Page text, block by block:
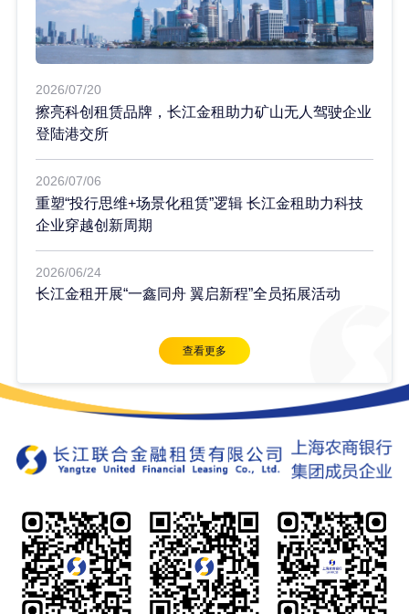
2026/07/20
擦亮科创租赁品牌，长江金租助力矿山无人驾驶企业
登陆港交所
2026/07/06
重塑“投行思维+场景化租赁”逻辑 长江金租助力科技
企业穿越创新周期
2026/06/24
长江金租开展“一鑫同舟 翼启新程”全员拓展活动
查看更多